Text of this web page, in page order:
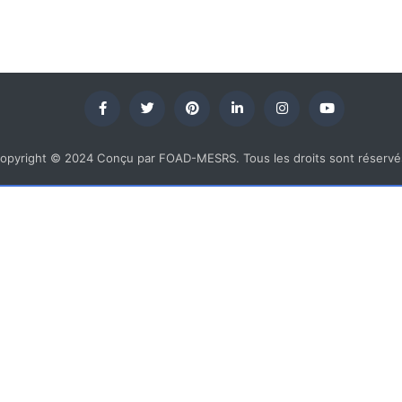
© 2024 Conçu par FOAD-MESRS. Tous les droits sont